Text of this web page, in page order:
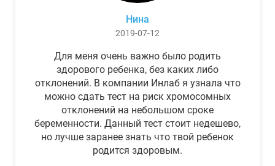
Нина
2019-07-12
Для меня очень важно было родить
здорового ребенка, без каких либо
отклонений. В компании Инлаб я узнала что
можно сдать тест на риск хромосомных
отклонений на небольшом сроке
беременности. Данный тест стоит недешево,
но лучше заранее знать что твой ребенок
родится здоровым.